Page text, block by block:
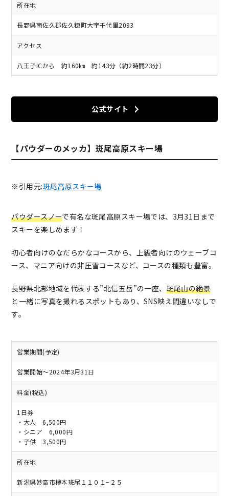
所在地
長野県南佐久郡佐久穂町大字千代里2093
アクセス
八王子ICから 約160㎞ 約143分（約2時間23分）
公式サイト
【パウダーのメッカ】斑尾高原スキー場
※引用元:斑尾高原スキー場
パウダースノーで有名な斑尾高原スキー場では、3月31日まで
スキーを楽しめます！
初心者向けのなだらかなコースから、上級者向けのウェーブコ
ース、マニア向けの非圧雪コースなど、コースの種類も豊富。
長野県北部地域を代表する”北信五岳”の一座、 斑尾山の絶景
と一緒に写真を撮れるスポットもあり、SNS映え間違いなしで
す。
営業期間(予定)
営業開始～2024年3月31日
料金(税込)
1日券
・大人 6,500円
・シニア 6,000円
・子供 3,500円
所在地
新潟県妙高市樽本斑尾１１０１−２５